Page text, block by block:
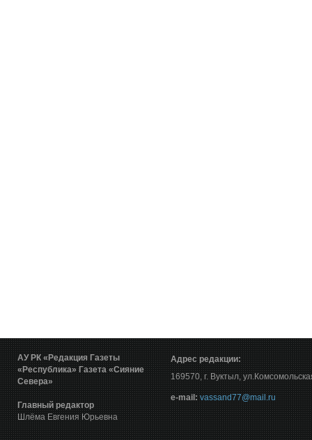
АУ РК «Редакция Газеты
«Республика» Газета «Сияние
Севера»
Главный редактор
Шлёма Евгения Юрьевна
Адрес редакции:
169570, г. Вуктыл,
е-mail: vassand77@mail.ru